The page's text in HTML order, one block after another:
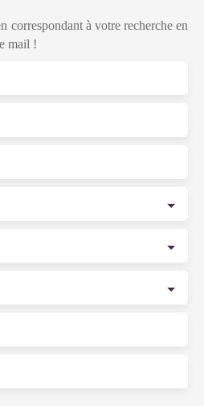
correspondant à votre recherche en
mail !